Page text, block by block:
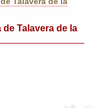
Talavera de la